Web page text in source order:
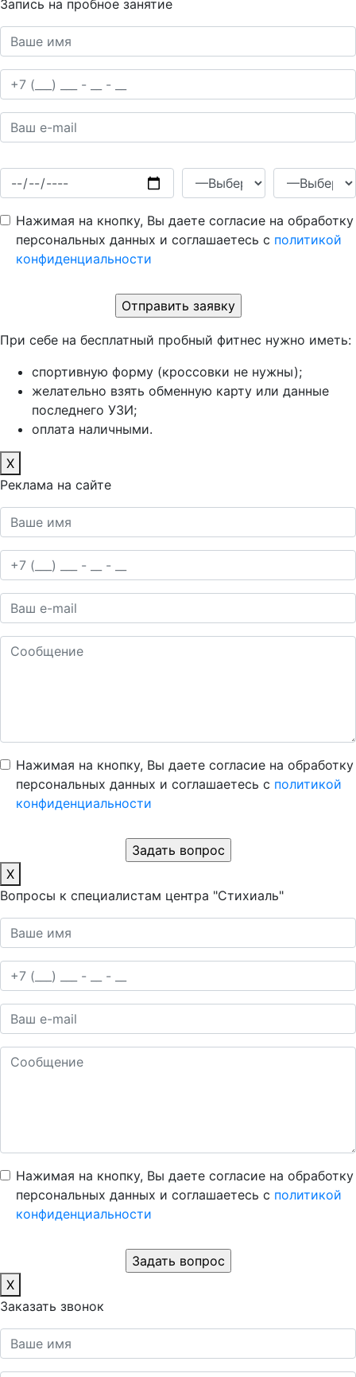
Запись на пробное занятие
Нажимая на кнопку, Вы даете согласие на обработку
персональных данных и соглашаетесь c политикой
конфиденциальности
При себе на бесплатный пробный фитнес нужно иметь:
спортивную форму (кроссовки не нужны);
желательно взять обменную карту или данные
последнего УЗИ;
оплата наличными.
X
Реклама на сайте
Нажимая на кнопку, Вы даете согласие на обработку
персональных данных и соглашаетесь c политикой
конфиденциальности
X
Вопросы к специалистам центра "Стихиаль"
Нажимая на кнопку, Вы даете согласие на обработку
персональных данных и соглашаетесь c политикой
конфиденциальности
X
Заказать звонок